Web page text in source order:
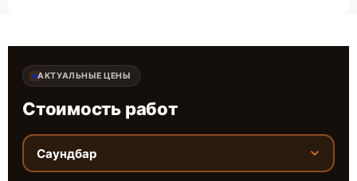
АКТУАЛЬНЫЕ ЦЕНЫ
Стоимость работ
Саундбар